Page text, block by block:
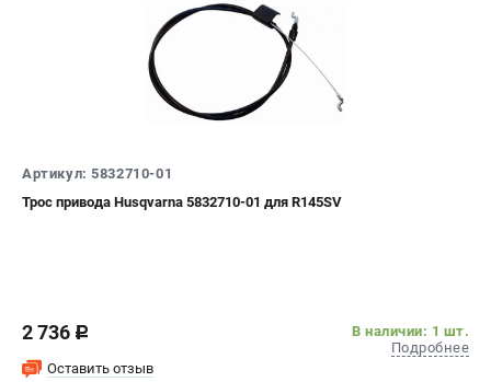
Артикул: 5832710-01
Трос привода Husqvarna 5832710-01 для R145SV
2 736 c
В наличии: 1 шт.
Подробнее
Оставить отзыв